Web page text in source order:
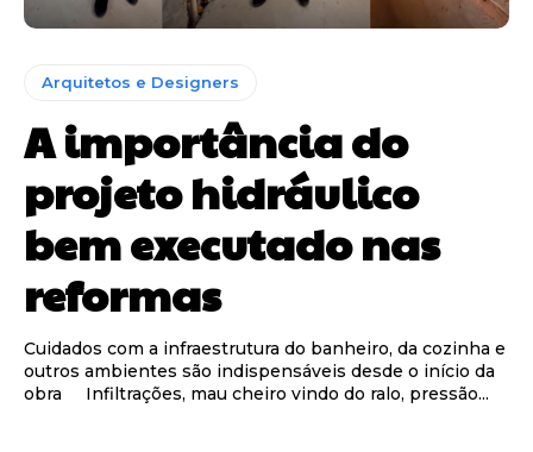
Arquitetos e Designers
A importância do
projeto hidráulico
bem executado nas
reformas
Cuidados com a infraestrutura do banheiro, da cozinha e
outros ambientes são indispensáveis desde o início da
obra Infiltrações, mau cheiro vindo do ralo, pressão...